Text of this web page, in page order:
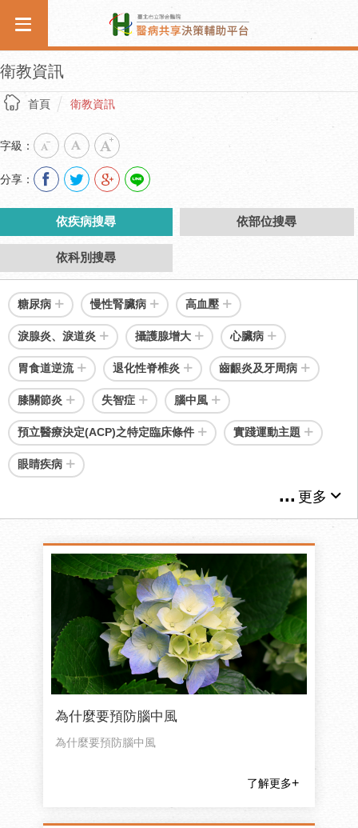
衛教資訊
首頁 衛教資訊
字級：
分享：
依疾病搜尋 依部位搜尋
依科別搜尋
糖尿病 慢性腎臟病 高血壓
淚腺炎、淚道炎 攝護腺增大 心臟病
胃食道逆流 退化性脊椎炎 齒齦炎及牙周病
膝關節炎 失智症 腦中風
預立醫療決定(ACP)之特定臨床條件 實踐運動主題
眼睛疾病
更多
為什麼要預防腦中風
為什麼要預防腦中風
了解更多